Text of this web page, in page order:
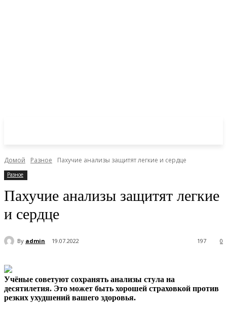
Домой Разное Пахучие анализы защитят легкие и сердце
Разное
Пахучие анализы защитят легкие
и сердце
By admin 19.07.2022 0
197
Учёные советуют сохранять анализы стула на
десятилетия. Это может быть хорошей страховкой против
резких ухудшений вашего здоровья.